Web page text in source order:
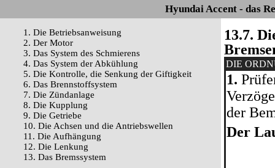
Hyundai Accent - das
1. Die Betriebsanweisung
2. Der Motor
3. Das System des Schmierens
4. Das System der Abkühlung
5. Die Kontrolle, die Senkung der Giftigkeit
6. Das Brennstoffsystem
7. Die Zündanlage
8. Die Kupplung
9. Die Getriebe
10. Die Achsen und die Antriebswellen
11. Die Aufhängung
12. Die Lenkung
13. Das Bremssystem
13.7.
DIE
1.
der
Der